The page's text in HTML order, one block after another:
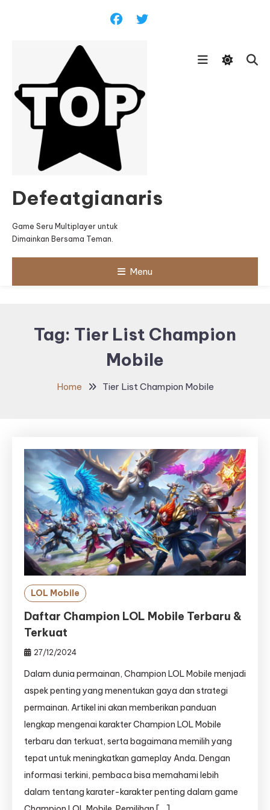
Defeatgianaris
Game Seru Multiplayer untuk
Dimainkan Bersama Teman.
Menu
Tag: Tier List Champion
Mobile
Home Tier List Champion Mobile
LOL Mobile
Daftar Champion LOL Mobile Terbaru &
Terkuat
27/12/2024
Dalam dunia permainan, Champion LOL Mobile menjadi
aspek penting yang menentukan gaya dan strategi
permainan. Artikel ini akan memberikan panduan
lengkap mengenai karakter Champion LOL Mobile
terbaru dan terkuat, serta bagaimana memilih yang
tepat untuk meningkatkan gameplay Anda. Dengan
informasi terkini, pembaca bisa memahami lebih
dalam tentang karater-karakter penting dalam game